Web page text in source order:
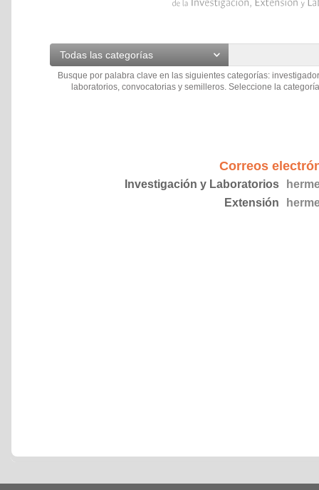
Todas las categorías
Busque por palabra clave en las siguientes categorías:
laboratorios, convocatorias y semilleros. Seleccione la
Correos
Investigación y Laboratorios
Extensión